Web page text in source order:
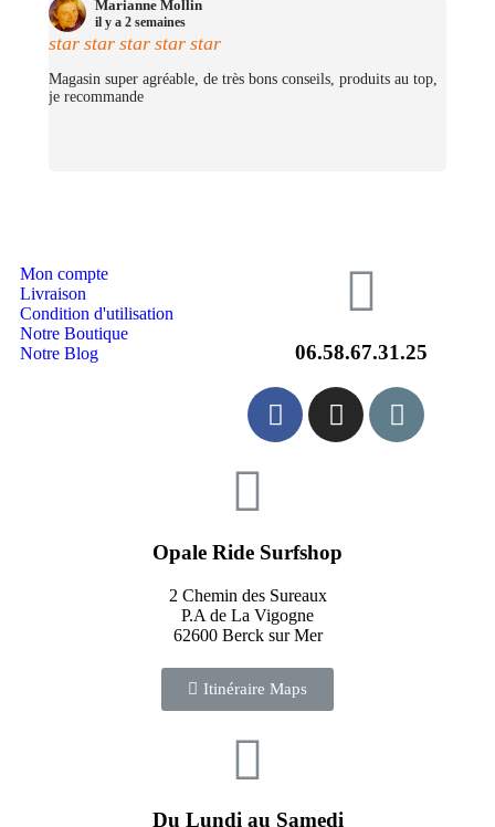
certainement un jour pour nous prendre un cruiser chacun.
(Merciii encore pour les stickers offerts !
Marianne Mollin
il y a 2 semaines
star star star star star
Magasin super agréable, de très bons conseils, produits au top,
je recommande
Mon compte
Livraison
Condition d'utilisation
Notre Boutique
Notre Blog
06.58.67.31.25
Opale Ride Surfshop
2 Chemin des Sureaux
P.A de La Vigogne
62600 Berck sur Mer
Itinéraire Maps
Du Lundi au Samedi